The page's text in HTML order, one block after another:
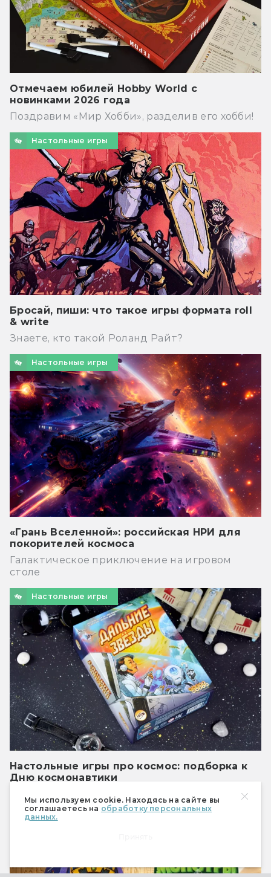
Мы используем cookie. Находясь на сайте вы
соглашаетесь на обработку персональных
данных.
Отмечаем юбилей Hobby World с
новинками 2026 года
Поздравим «Мир Хобби», разделив его хобби!
Настольные игры
Бросай, пиши: что такое игры формата roll
& write
Знаете, кто такой Роланд Райт?
Настольные игры
«Грань Вселенной»: российская НРИ для
покорителей космоса
Галактическое приключение на игровом
столе
Настольные игры
Настольные игры про космос: подборка к
Дню космонавтики
И модели космических кораблей!
РЕКЛАМА